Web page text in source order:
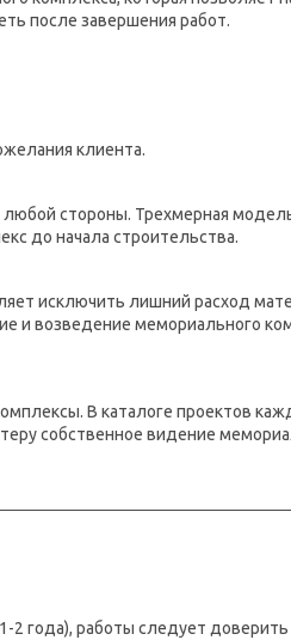
после завершения работ.
клиента.
стороны. Трехмерная
до начала строительства.
исключить лишний расход
и возведение мемориального
В каталоге проектов
собственное видение
2 года), работы следует